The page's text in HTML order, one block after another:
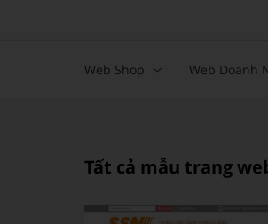
Web Shop Web Doanh
Tin tức - BlogTất cả mẫu trang